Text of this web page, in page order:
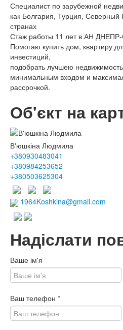
Специалист по зарубежной
как Болгария, Турция,
странах
Стаж работы 11 лет в АН
Помогаю купить дом, квартиру
инвестиций,
подобрать лучшею
минимальным входом и
рассрочкой.
Об'єкт на
В'юшкіна Людмила
+380930483041
+380984253652
+380503625304
1964Koshkina@gmail.com
Надіслати
Ваше ім'я
Ваш телефон *